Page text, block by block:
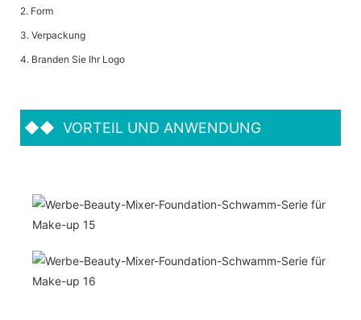
2. Form
3. Verpackung
4. Branden Sie Ihr Logo
◆◆ VORTEIL UND ANWENDUNG